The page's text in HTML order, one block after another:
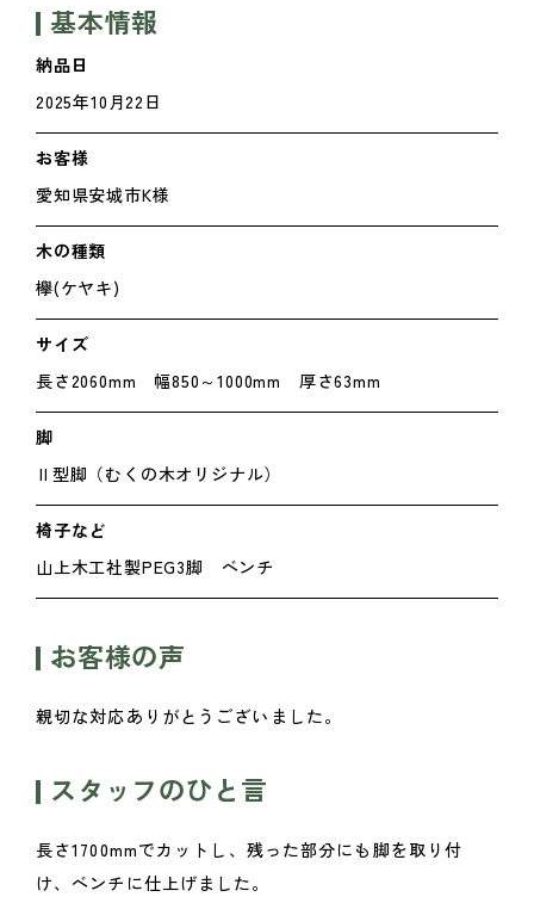
基本情報
納品日
2025年10月22日
お客様
愛知県安城市K様
木の種類
欅(ケヤキ)
サイズ
長さ2060mm 幅850～1000mm 厚さ63mm
脚
Ⅱ型脚（むくの木オリジナル）
椅子など
山上木工社製PEG3脚 ベンチ
お客様の声
親切な対応ありがとうございました。
スタッフのひと言
長さ1700mmでカットし、残った部分にも脚を取り付
け、ベンチに仕上げました。